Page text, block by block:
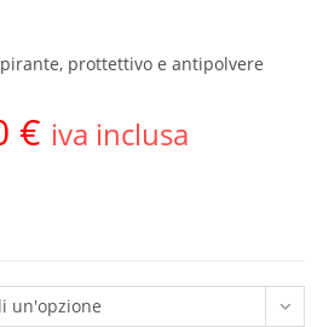
prottettivo e antipolvere
€ iva inclusa
un'opzione